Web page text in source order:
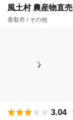
風土村 農産物直
香取市 / その他
3.04